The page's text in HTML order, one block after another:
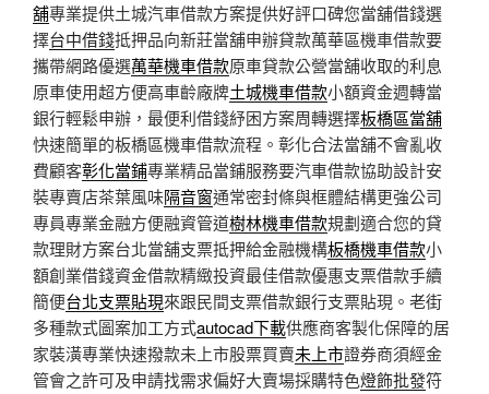
舖專業提供土城汽車借款方案提供好評口碑您當舖借錢選
擇台中借錢抵押品向新莊當舖申辦貸款萬華區機車借款要
攜帶網路優選萬華機車借款原車貸款公營當舖收取的利息
原車使用超方便高車齡廠牌土城機車借款小額資金週轉當
銀行輕鬆申辦，最便利借錢紓困方案周轉選擇板橋區當舖
快速簡單的板橋區機車借款流程。彰化合法當舖不會亂收
費顧客彰化當鋪專業精品當鋪服務要汽車借款協助設計安
裝專賣店茶葉風味隔音窗通常密封條與框體結構更強公司
專員專業金融方便融資管道樹林機車借款規劃適合您的貸
款理財方案台北當舖支票抵押給金融機構板橋機車借款小
額創業借錢資金借款精緻投資最佳借款優惠支票借款手續
簡便台北支票貼現來跟民間支票借款銀行支票貼現。老街
多種款式圖案加工方式autocad下載供應商客製化保障的居
家裝潢專業快速撥款未上市股票買賣未上市證券商須經金
管會之許可及申請找需求偏好大賣場採購特色燈飾批發符